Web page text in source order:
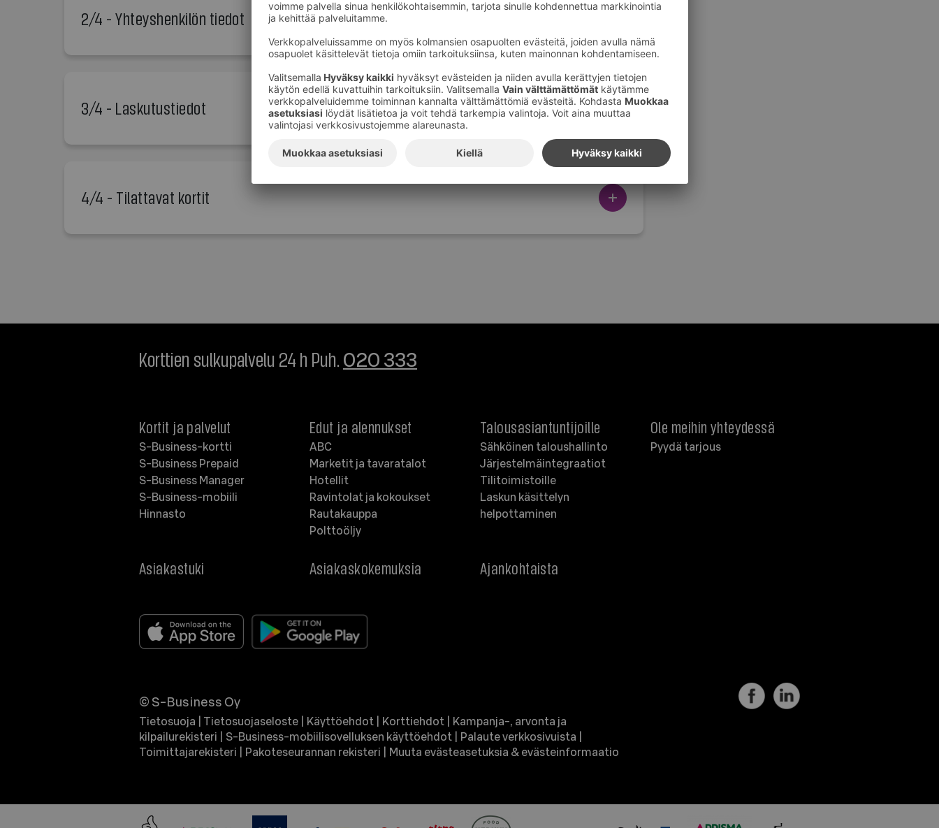
2/4 - Yhteyshenkilön tiedot
3/4 - Laskutustiedot
4/4 - Tilattavat kortit
Korttien sulkupalvelu 24 h Puh. 020 333
Kortit ja palvelut
S-Business-kortti
S-Business Prepaid
S-Business Manager
S-Business-mobiili
Hinnasto
Edut ja alennukset
ABC
Marketit ja tavaratalot
Hotellit
Ravintolat ja kokoukset
Rautakauppa
Polttoöljy
Talousasiantuntijoille
Sähköinen taloushallinto
Järjestelmäintegraatiot
Tilitoimistoille
Laskun käsittelyn
helpottaminen
Ole meihin yhteydessä
Pyydä tarjous
Asiakastuki Asiakaskokemuksia Ajankohtaista
© S-Business Oy
Tietosuoja Tietosuojaseloste Käyttöehdot Korttiehdot
Kampanja-, arvonta ja
kilpailurekisteri
S-Business-mobiilisovelluksen käyttöehdot Palaute verkkosivuista
Toimittajarekisteri
Pakoteseurannan rekisteri Muuta evästeasetuksia & evästeinformaatio